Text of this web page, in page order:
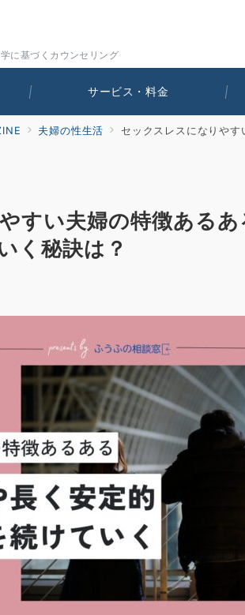
に基づくカウンセリング
サービス・料金
夫婦の性生活 セックスレスになりや
すい夫婦の特徴あるあ
く秘訣は？